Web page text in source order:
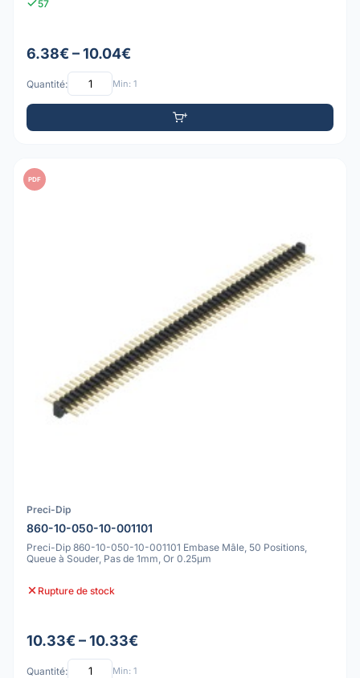
57
6.38€ – 10.04€
Quantité: Min: 1
PDF
Preci-Dip
860-10-050-10-001101
Preci-Dip 860-10-050-10-001101 Embase Mâle, 50 Positions,
Queue à Souder, Pas de 1mm, Or 0.25µm
Rupture de stock
10.33€ – 10.33€
Quantité: Min: 1